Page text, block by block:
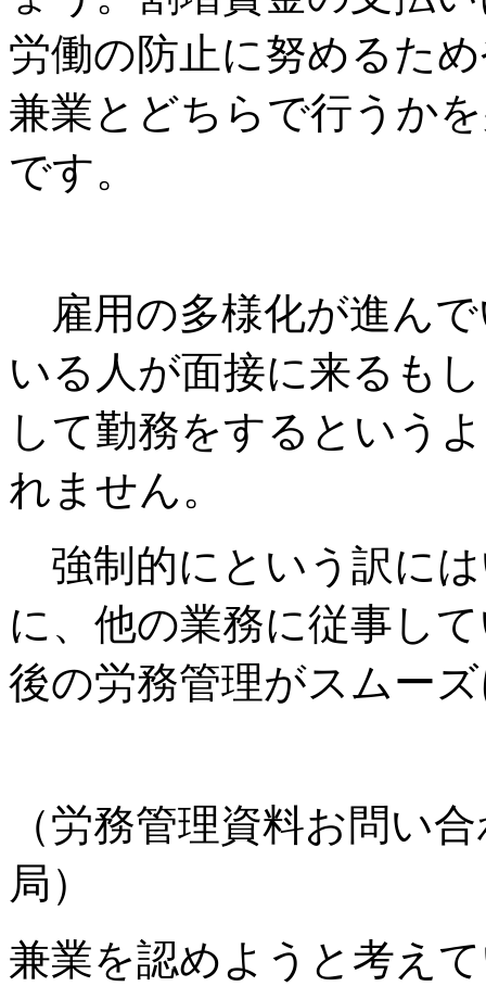
労働の防止に努めるた
兼業とどちらで行うか
です。
雇用の多様化が進ん
いる人が面接に来るも
して勤務をするという
れません。
強制的にという訳に
に、他の業務に従事し
後の労務管理がスムー
（労務管理資料お問い
局）
兼業を認めようと考え